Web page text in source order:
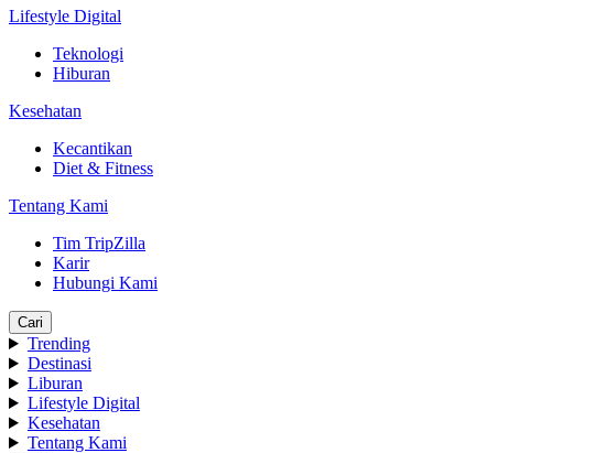
Lifestyle Digital
Teknologi
Hiburan
Kesehatan
Kecantikan
Diet & Fitness
Tentang Kami
Tim TripZilla
Karir
Hubungi Kami
Cari
Trending
Destinasi
Liburan
Lifestyle Digital
Kesehatan
Tentang Kami